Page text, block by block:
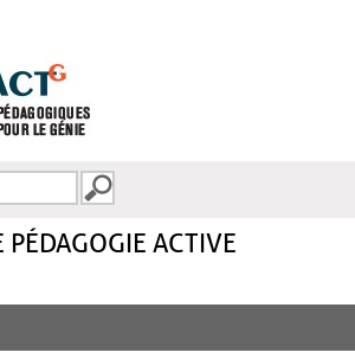
PÉDAGOGIE ACTIVE